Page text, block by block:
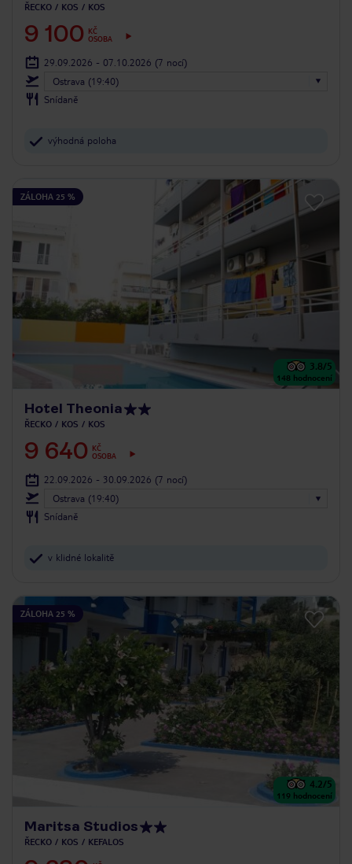
ŘECKO KOS KOS
9 100
KČ
OSOBA
29.09.2026 - 07.10.2026 (7 nocí)
Ostrava (19:40)
Snídaně
výhodná poloha
ZÁLOHA 25 %
3.8/5
148 hodnocení
Hotel Theonia
ŘECKO KOS KOS
9 640
KČ
OSOBA
22.09.2026 - 30.09.2026 (7 nocí)
Ostrava (19:40)
Snídaně
v klidné lokalitě
ZÁLOHA 25 %
4.2/5
119 hodnocení
Maritsa Studios
ŘECKO KOS KEFALOS